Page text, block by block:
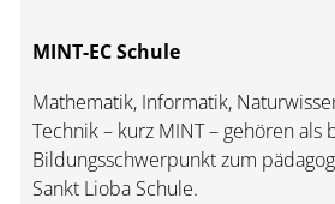
MINT-EC Schule
Mathematik, Informatik,
Technik – kurz MINT – gehören als
Bildungsschwerpunkt zum
Sankt Lioba Schule.